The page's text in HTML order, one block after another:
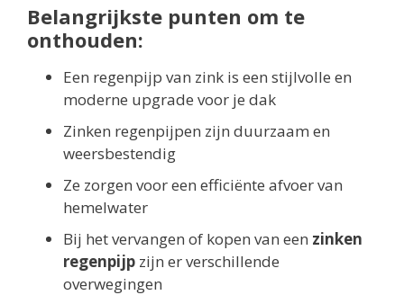
Belangrijkste punten om te
onthouden:
Een regenpijp van zink is een stijlvolle en
moderne upgrade voor je dak
Zinken regenpijpen zijn duurzaam en
weersbestendig
Ze zorgen voor een efficiënte afvoer van
hemelwater
Bij het vervangen of kopen van een zinken
regenpijp zijn er verschillende
overwegingen